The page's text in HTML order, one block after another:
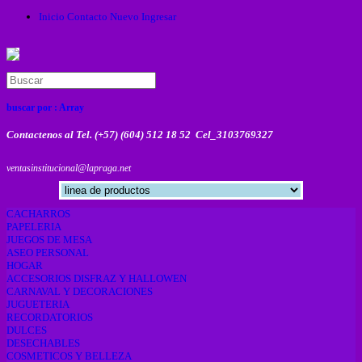
Inicio Contacto Nuevo Ingresar
buscar por : Array
Contactenos al Tel. (+57) (604) 512 18 52 Cel_3103769327
ventasinstitucional@lapraga.net
CACHARROS
PAPELERIA
JUEGOS DE MESA
ASEO PERSONAL
HOGAR
ACCESORIOS DISFRAZ Y HALLOWEN
CARNAVAL Y DECORACIONES
JUGUETERIA
RECORDATORIOS
DULCES
DESECHABLES
COSMETICOS Y BELLEZA